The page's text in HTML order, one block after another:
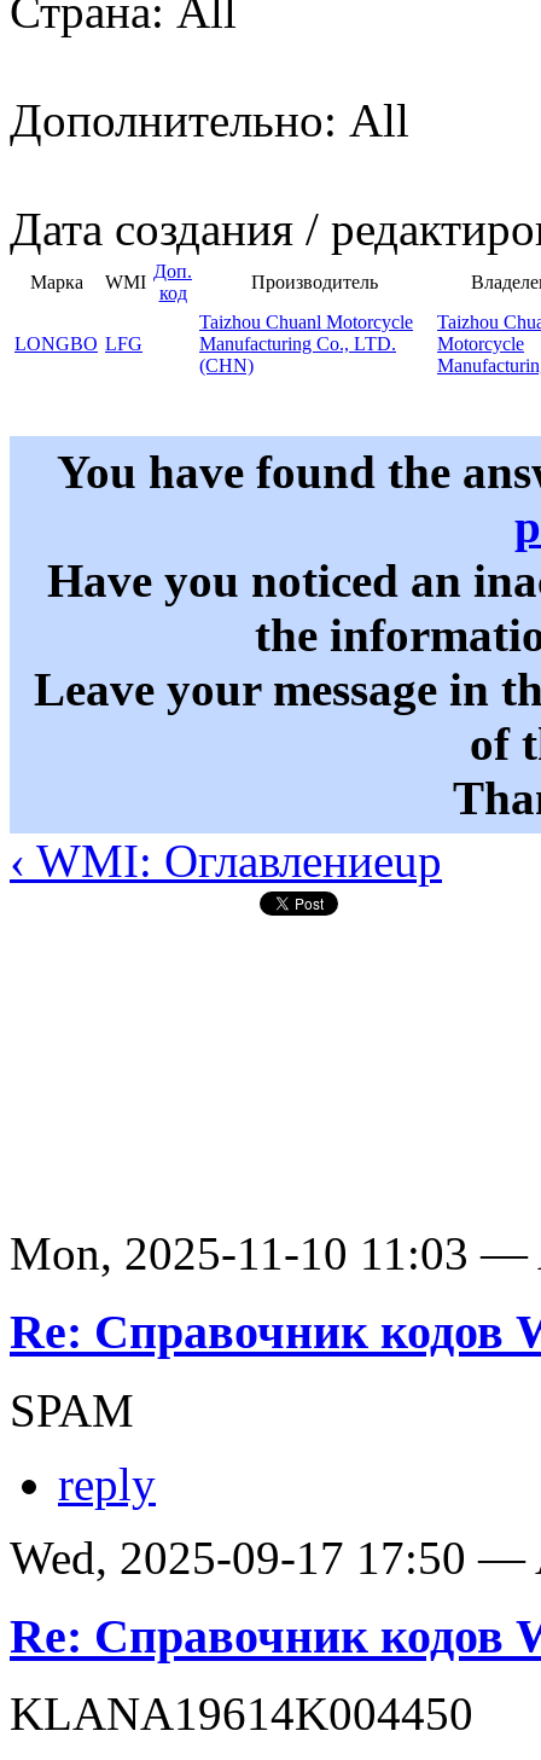
Страна: All
Дополнительно: All
Дата создания /
Марка WMI
Доп.
код
Производитель
LONGBO LFG
Taizhou Chuanl Motorcycle
Manufacturing Co., LTD.
(CHN)
Taizhou
Motorcycle
You have found the
Have you noticed an
the
Leave your message in
of
‹ WMI: Оглавлениеup
Mon, 2025-11-10 11:03 —
Re: Справочник кодов
SPAM
reply
Wed, 2025-09-17 17:50 —
Re: Справочник кодов
KLANA19614K004450